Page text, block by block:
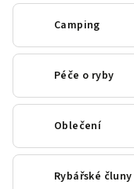
Camping
Péče o ryby
Oblečení
Rybářské čluny